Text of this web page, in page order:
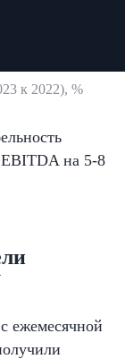
к 2022), %
на 5-8
ежемесячной